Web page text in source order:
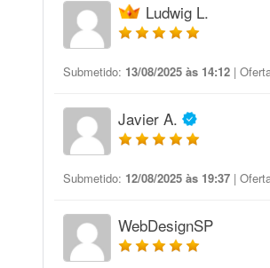
Ludwig L.
Submetido: 13/08/2025 às 14:12 |
Javier A.
Submetido: 12/08/2025 às 19:37 |
WebDesignSP